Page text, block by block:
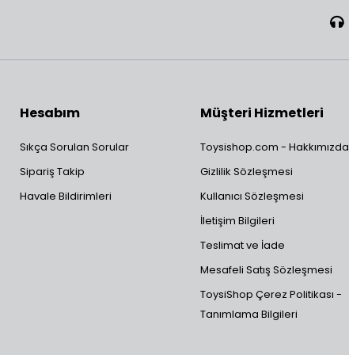
Hesabım
Sıkça Sorulan Sorular
Sipariş Takip
Havale Bildirimleri
Müşteri Hizmetleri
Toysishop.com - Hakkımızda
Gizlilik Sözleşmesi
Kullanıcı Sözleşmesi
İletişim Bilgileri
Teslimat ve İade
Mesafeli Satış Sözleşmesi
ToysiShop Çerez Politikası -
Tanımlama Bilgileri